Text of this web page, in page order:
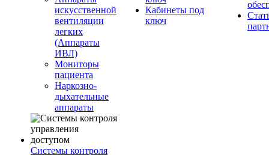
искусственной
вентиляции
легких
(Аппараты
ИВЛ)
Мониторы
пациента
Наркозно-
дыхательные
аппараты
Системы контроля
Кабинеты под
ключ